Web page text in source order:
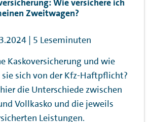
Wie versichere ich
Zweitwagen?
| 5 Leseminuten
Kaskoversicherung und wie
sich von der Kfz-Haftpflicht?
die Unterschiede zwischen
Vollkasko und die jeweils
Leistungen.